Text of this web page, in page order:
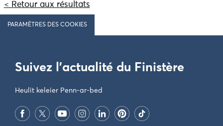
< Retour aux résultats
PARAMÈTRES DES COOKIES
Suivez l'actualité du Finistère
Heulit keleier Penn-ar-bed